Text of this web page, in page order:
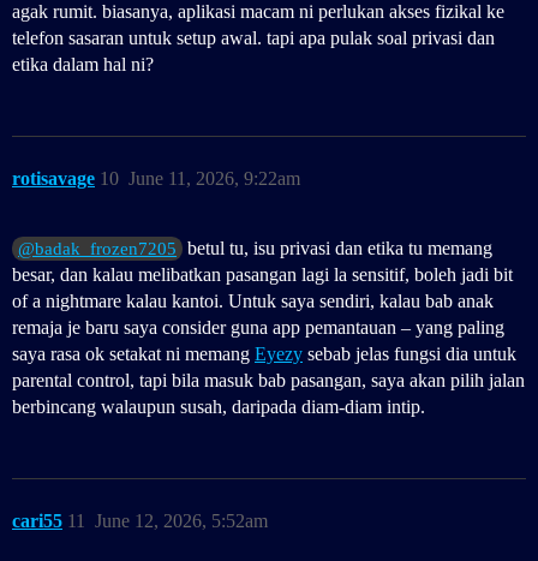
agak rumit. biasanya, aplikasi macam ni perlukan akses fizikal ke
telefon sasaran untuk setup awal. tapi apa pulak soal privasi dan
etika dalam hal ni?
rotisavage June 11, 2026, 9:22am
10
@badak_frozen7205
betul tu, isu privasi dan etika tu memang
besar, dan kalau melibatkan pasangan lagi la sensitif, boleh jadi bit
of a nightmare kalau kantoi. Untuk saya sendiri, kalau bab anak
remaja je baru saya consider guna app pemantauan – yang paling
saya rasa ok setakat ni memang Eyezy sebab jelas fungsi dia untuk
parental control, tapi bila masuk bab pasangan, saya akan pilih jalan
berbincang walaupun susah, daripada diam-diam intip.
cari55 June 12, 2026, 5:52am
11